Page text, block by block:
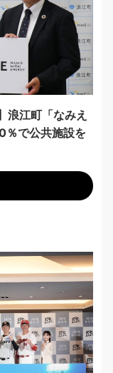
浪江町「なみえ
で公共施設を